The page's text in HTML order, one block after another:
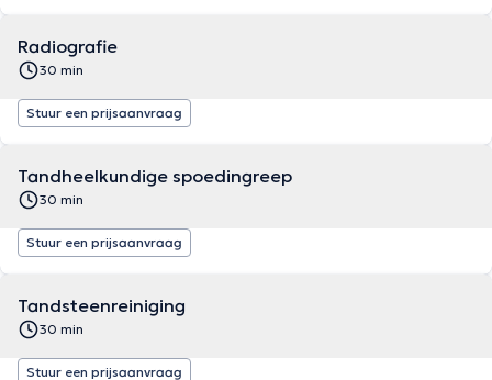
Radiografie
30 min
Stuur een prijsaanvraag
Tandheelkundige spoedingreep
30 min
Stuur een prijsaanvraag
Tandsteenreiniging
30 min
Stuur een prijsaanvraag